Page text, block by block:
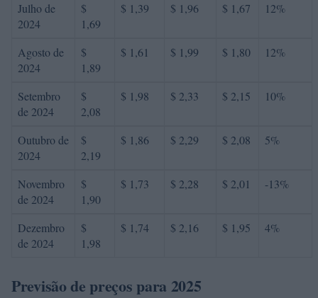
Julho de
2024
$
1,69
$ 1,39 $ 1,96 $ 1,67 12%
Agosto de
2024
$
1,89
$ 1,61 $ 1,99 $ 1,80 12%
Setembro
de 2024
$
2,08
$ 1,98 $ 2,33 $ 2,15 10%
Outubro de
2024
$
2,19
$ 1,86 $ 2,29 $ 2,08 5%
Novembro
de 2024
$
1,90
$ 1,73 $ 2,28 $ 2,01 -13%
Dezembro
de 2024
$
1,98
$ 1,74 $ 2,16 $ 1,95 4%
Previsão de preços para 2025